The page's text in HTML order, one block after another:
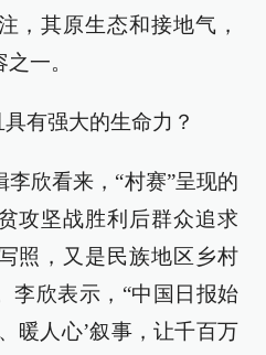
，其原生态和接地气，
一。
有强大的生命力？
欣看来，“村赛”呈现的
攻坚战胜利后群众追求
照，又是民族地区乡村
李欣表示，“中国日报始
暖人心’叙事，让千百万